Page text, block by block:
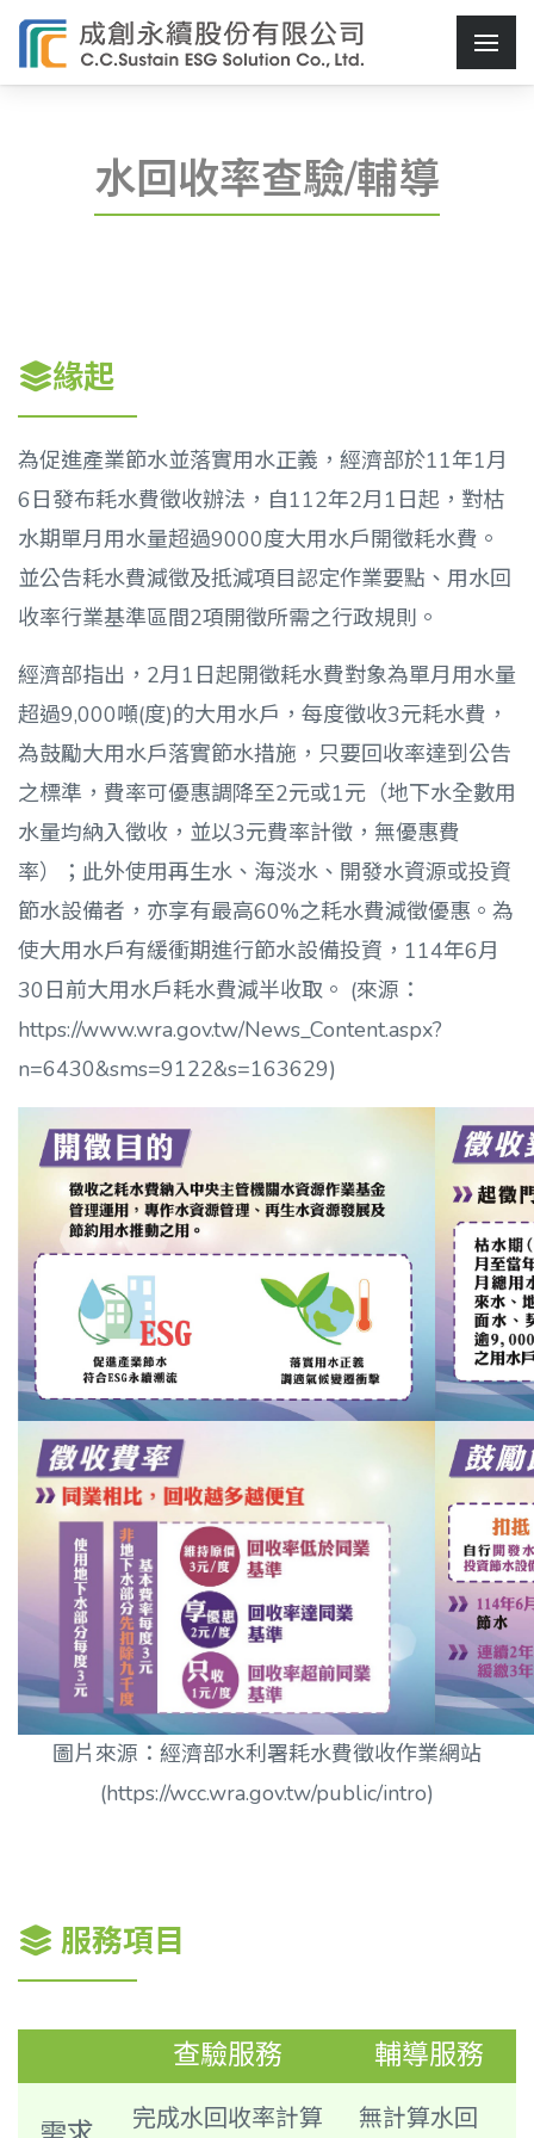
水回收率查驗/輔導
緣起
為促進產業節水並落實用水正義，經濟部於11年1月
6日發布耗水費徵收辦法，自112年2月1日起，對枯
水期單月用水量超過9000度大用水戶開徵耗水費。
並公告耗水費減徵及抵減項目認定作業要點、用水回
收率行業基準區間2項開徵所需之行政規則。
經濟部指出，2月1日起開徵耗水費對象為單月用水量
超過9,000噸(度)的大用水戶，每度徵收3元耗水費，
為鼓勵大用水戶落實節水措施，只要回收率達到公告
之標準，費率可優惠調降至2元或1元（地下水全數用
水量均納入徵收，並以3元費率計徵，無優惠費
率）；此外使用再生水、海淡水、開發水資源或投資
節水設備者，亦享有最高60%之耗水費減徵優惠。為
使大用水戶有緩衝期進行節水設備投資，114年6月
30日前大用水戶耗水費減半收取。 (來源：
https://www.wra.gov.tw/News_Content.aspx?
n=6430&sms=9122&s=163629)
圖片來源：經濟部水利署耗水費徵收作業網站
(https://wcc.wra.gov.tw/public/intro)
服務項目
查驗服務 輔導服務
完成水回收率計算 無計算水回